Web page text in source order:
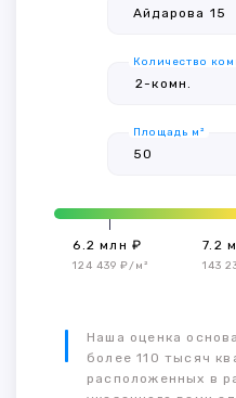
Количество
Площадь м²
6.2 млн ₽
124 439 ₽/м²
7.2
143
Наша оценка
более 110 тысяч
расположенных в